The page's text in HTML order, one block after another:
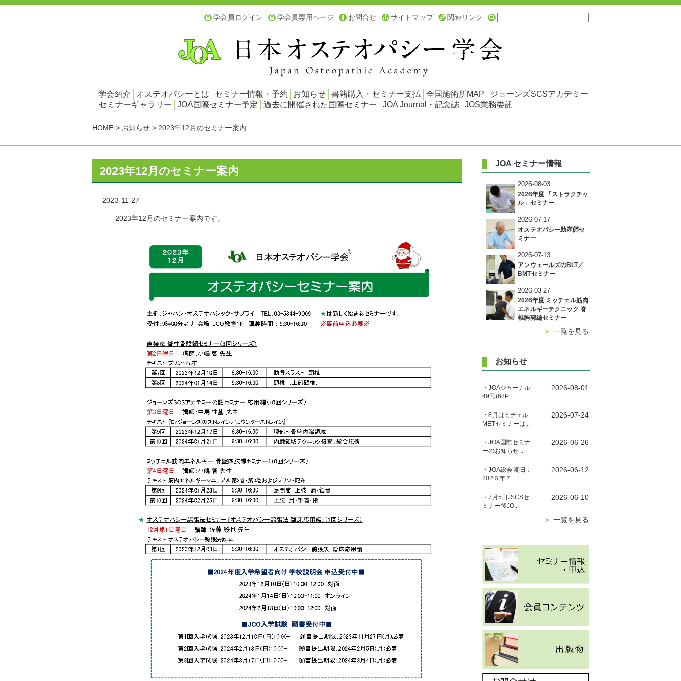
関連リンク
サイトマップ
お問合せ
学会員専用ページ
学会員ログイン
学会紹介 オステオパシーとは セミナー情報・予約 お知らせ 書籍購入・セミナー支払 全国施術所MAP
ジョーンズSCSアカデミー
セミナーギャラリー
JOA国際セミナー予定 過去に開催された国際セミナー JOA Journal・記念誌 JOS業務委託
HOME > お知らせ > 2023年12月のセミナー案内
2023年12月のセミナー案内
2023-11-27
2023年12月のセミナー案内です。
JOA セミナー情報
2026-08-03
2026年度 「ストラクチャ
ル」セミナー
2026-07-17
オステオパシー助産師セ
ミナー
2026-07-13
アンウェールズのBLT／
BMTセミナー
2026-03-27
2026年度 ミッチェル筋肉
エネルギーテクニック 脊
椎胸郭編セミナー
＞ 一覧を見る
お知らせ
・JOAジャーナル
49号(68P...
2026-08-01
・8月はミチェル
METセミナーは...
2026-07-24
・JOA国際セミナ
ーのお知らせ ...
2026-06-26
・JOA総会 期日：
202６年７...
2026-06-12
・7月5日JSCSセ
ミナー後JO...
2026-06-10
＞ 一覧を見る